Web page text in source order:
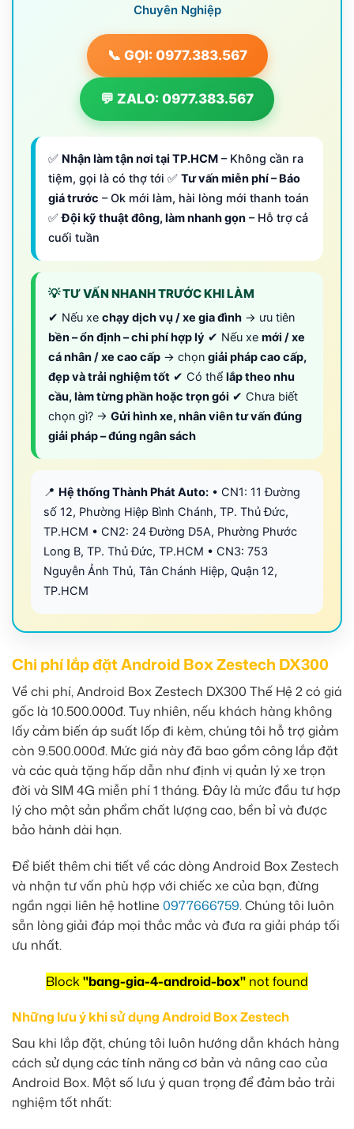
Chuyên Nghiệp
📞 GỌI: 0977.383.567
💬 ZALO: 0977.383.567
✅ Nhận làm tận nơi tại TP.HCM – Không cần ra
tiệm, gọi là có thợ tới ✅ Tư vấn miễn phí – Báo
giá trước – Ok mới làm, hài lòng mới thanh toán
✅Đội kỹ thuật đông, làm nhanh gọn – Hỗ trợ cả
cuối tuần
💡 TƯ VẤN NHANH TRƯỚC KHI LÀM
✔ Nếu xe chạy dịch vụ / xe gia đình → ưu tiên
bền – ổn định – chi phí hợp lý ✔ Nếu xe mới / xe
cá nhân / xe cao cấp → chọn giải pháp cao cấp,
đẹp và trải nghiệm tốt ✔ Có thể lắp theo nhu
cầu, làm từng phần hoặc trọn gói ✔ Chưa biết
chọn gì? → Gửi hình xe, nhân viên tư vấn đúng
giải pháp – đúng ngân sách
📍 Hệ thống Thành Phát Auto: • CN1: 11 Đường
số 12, Phường Hiệp Bình Chánh, TP. Thủ Đức,
TP.HCM • CN2: 24 Đường D5A, Phường Phước
Long B, TP. Thủ Đức, TP.HCM • CN3: 753
Nguyễn Ảnh Thủ, Tân Chánh Hiệp, Quận 12,
TP.HCM
Chi phí lắp đặt Android Box Zestech DX300
Về chi phí, Android Box Zestech DX300 Thế Hệ 2 có giá
gốc là 10.500.000đ. Tuy nhiên, nếu khách hàng không
lấy cảm biến áp suất lốp đi kèm, chúng tôi hỗ trợ giảm
còn 9.500.000đ. Mức giá này đã bao gồm công lắp đặt
và các quà tặng hấp dẫn như định vị quản lý xe trọn
đời và SIM 4G miễn phí 1 tháng. Đây là mức đầu tư hợp
lý cho một sản phẩm chất lượng cao, bền bỉ và được
bảo hành dài hạn.
Để biết thêm chi tiết về các dòng Android Box Zestech
và nhận tư vấn phù hợp với chiếc xe của bạn, đừng
ngần ngại liên hệ hotline 0977666759. Chúng tôi luôn
sẵn lòng giải đáp mọi thắc mắc và đưa ra giải pháp tối
ưu nhất.
Block"bang-gia-4-android-box" not found
Những lưu ý khi sử dụng Android Box Zestech
Sau khi lắp đặt, chúng tôi luôn hướng dẫn khách hàng
cách sử dụng các tính năng cơ bản và nâng cao của
Android Box. Một số lưu ý quan trọng để đảm bảo trải
nghiệm tốt nhất: